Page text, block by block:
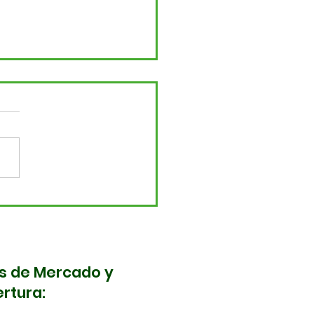
de Mercado y